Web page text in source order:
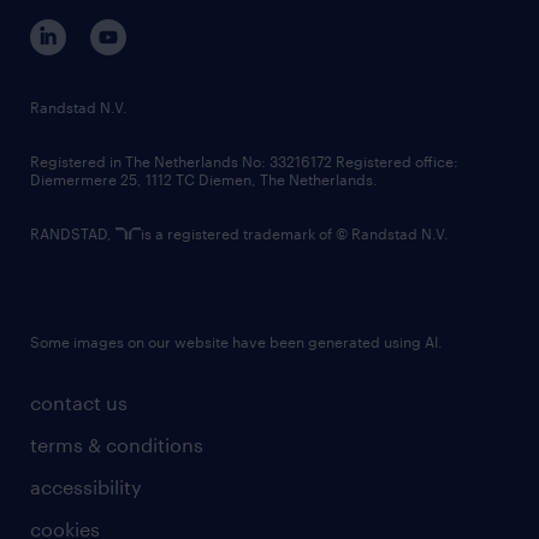
corporate governance
randstad innovation fund
country websites
contact us
terms & conditions
accessibility
cookies
Randstad N.V.
Registered in The Netherlands No: 33216172 Registered office:
Diemermere 25, 1112 TC Diemen, The Netherlands.
RANDSTAD, is a registered trademark of © Randstad N.V.
Some images on our website have been generated using AI.